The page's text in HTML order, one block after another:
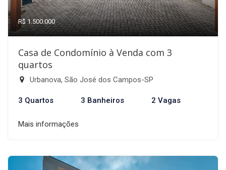
R$ 1.500.000
Casa de Condomínio à Venda com 3
quartos
Urbanova, São José dos Campos-SP
3 Quartos 3 Banheiros 2 Vagas
Mais informações